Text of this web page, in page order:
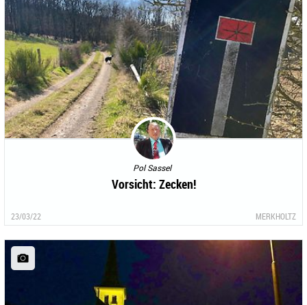
Pol Sassel
Vorsicht: Zecken!
23/03/22 MERKHOLTZ